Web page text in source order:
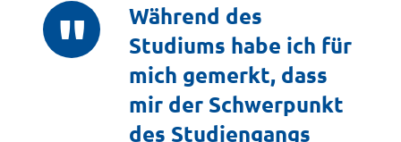
Während des
Studiums habe ich für
mich gemerkt, dass
mir der Schwerpunkt
des Studiengangs